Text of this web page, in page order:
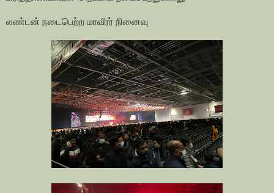
லண்டன் நடைபெற்ற மாவீரர் நினைவு